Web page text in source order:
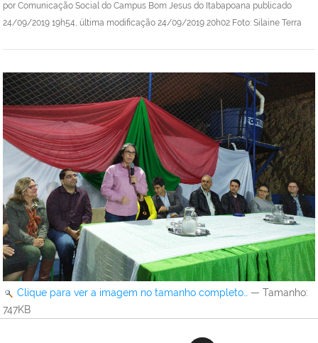
por Comunicação Social do Campus Bom Jesus do Itabapoana publicado
24/09/2019 19h54, última modificação 24/09/2019 20h02 Foto: Silaine Terra
Clique para ver a imagem no tamanho completo… — Tamanho:
747KB